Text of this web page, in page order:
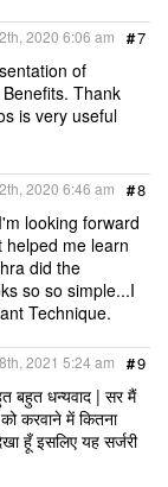
#7
2020 6:06 am
of
Thank
is very useful
#8
2020 6:46 am
looking forward
helped me learn
did the
so so simple...I
Technique.
#9
2021 5:24 am
बहुत धन्यवाद | सर मैं
करवाने में कितना
हूँ इसलिए यह सर्जरी